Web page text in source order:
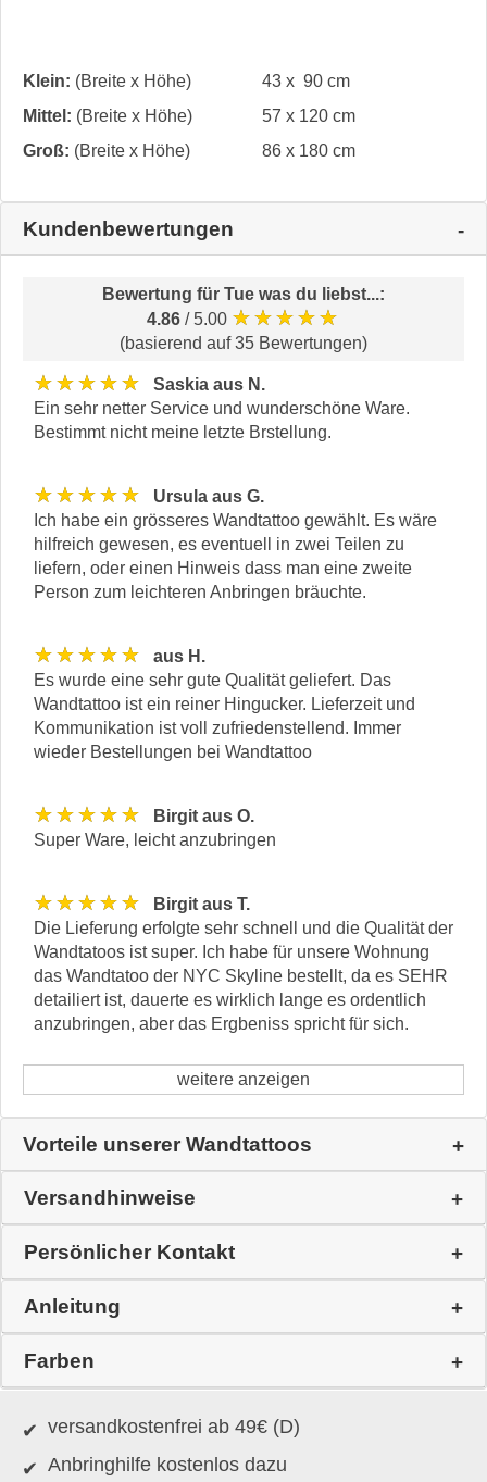
Klein: (Breite x Höhe)
43 x 90 cm
Mittel: (Breite x Höhe)
57 x 120 cm
Groß: (Breite x Höhe) 86 x 180 cm
Kundenbewertungen
Bewertung für Tue was du liebst...:
4.86 / 5.00 ★★★★★
(basierend auf 35 Bewertungen)
★★★★★
Saskia aus N.
Ein sehr netter Service und wunderschöne Ware.
Bestimmt nicht meine letzte Brstellung.
★★★★★
Ursula aus G.
Ich habe ein grösseres Wandtattoo gewählt. Es wäre
hilfreich gewesen, es eventuell in zwei Teilen zu
liefern, oder einen Hinweis dass man eine zweite
Person zum leichteren Anbringen bräuchte.
★★★★★
aus H.
Es wurde eine sehr gute Qualität geliefert. Das
Wandtattoo ist ein reiner Hingucker. Lieferzeit und
Kommunikation ist voll zufriedenstellend. Immer
wieder Bestellungen bei Wandtattoo
★★★★★
Birgit aus O.
Super Ware, leicht anzubringen
★★★★★
Birgit aus T.
Die Lieferung erfolgte sehr schnell und die Qualität der
Wandtatoos ist super. Ich habe für unsere Wohnung
das Wandtatoo der NYC Skyline bestellt, da es SEHR
detailiert ist, dauerte es wirklich lange es ordentlich
anzubringen, aber das Ergbeniss spricht für sich.
weitere anzeigen
Vorteile unserer Wandtattoos
Versandhinweise
Persönlicher Kontakt
Anleitung
Farben
versandkostenfrei ab 49€ (D)
Anbringhilfe kostenlos dazu